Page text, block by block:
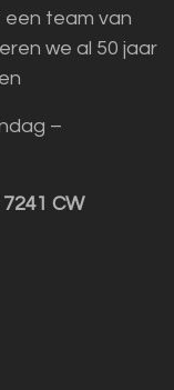
team van
we al 50 jaar
–
CW